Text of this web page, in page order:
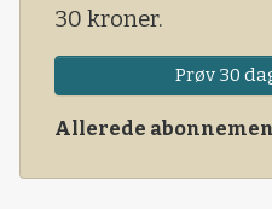
30 kroner.
Prøv 30
Allerede